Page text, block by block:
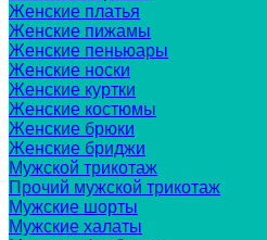
Женские платья
Женские пижамы
Женские пеньюары
Женские носки
Женские куртки
Женские костюмы
Женские брюки
Женские бриджи
Мужской трикотаж
Прочий мужской трикотаж
Мужские шорты
Мужские халаты